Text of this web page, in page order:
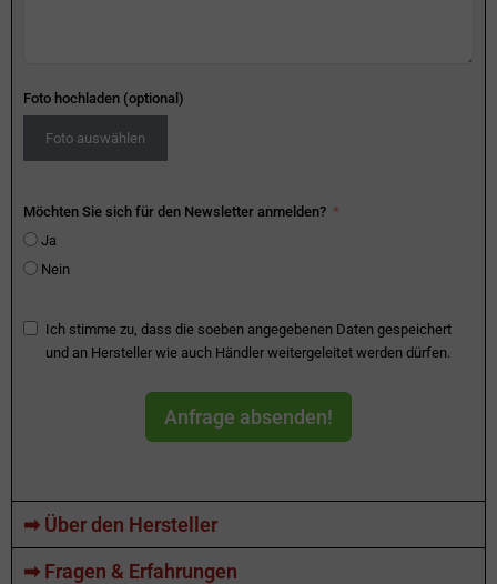
Foto hochladen (optional)
Foto auswählen
Möchten Sie sich für den Newsletter anmelden?
Ja
Nein
Ich stimme zu, dass die soeben angegebenen Daten gespeichert
und an Hersteller wie auch Händler weitergeleitet werden dürfen.
Anfrage absenden!
➡ Über den Hersteller
➡ Fragen & Erfahrungen